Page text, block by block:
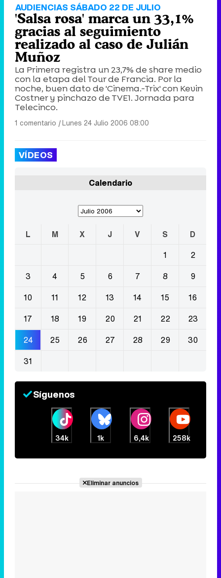
AUDIENCIAS SÁBADO 22 DE JULIO
'Salsa rosa' marca un 33,1%
gracias al seguimiento
realizado al caso de Julián
Muñoz
La Primera registra un 23,7% de share medio
con la etapa del Tour de Francia. Por la
noche, buen dato de 'Cinema.-Trix' con Kevin
Costner y pinchazo de TVE1. Jornada para
Telecinco.
1 comentario |Lunes 24 Julio 2006 08:00
VÍDEOS
Calendario
L M X J V S
D
1
2
3
4 5 6 7 8
9
10
11 12 13 14 15
16
17
18 19 20 21 22
23
24
25 26 27 28 29
30
31
Síguenos
34k 1k 6,4k 258k
Eliminar anuncios